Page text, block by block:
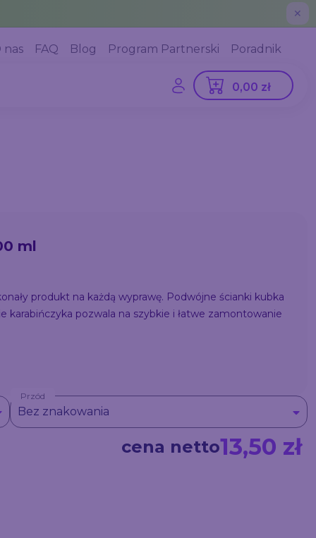
✕
nas FAQ Blog Program Partnerski Poradnik
0,00 zł
ml
produkt na każdą wyprawę. Podwójne ścianki kubka
karabińczyka pozwala na szybkie i łatwe zamontowanie
Przód
Bez znakowania
cena netto13,50 zł